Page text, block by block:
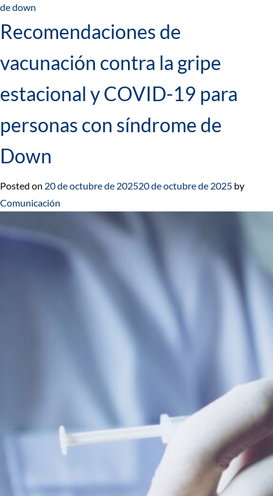
de down
Recomendaciones de
vacunación contra la gripe
estacional y COVID-19 para
personas con síndrome de
Down
Posted on 20 de octubre de 202520 de octubre de 2025 by
Comunicación